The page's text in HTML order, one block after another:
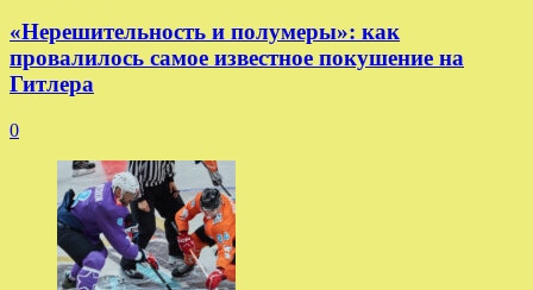
«Нерешительность и полумеры»: как
провалилось самое известное покушение на
Гитлера
0